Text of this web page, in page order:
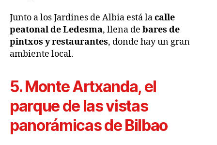
Junto a los Jardines de Albia está lacalle
peatonal de Ledesma, llena de bares de
pintxos y restaurantes, donde hay un gran
ambiente local.
5. Monte Artxanda, el
parque de las vistas
panorámicas de Bilbao